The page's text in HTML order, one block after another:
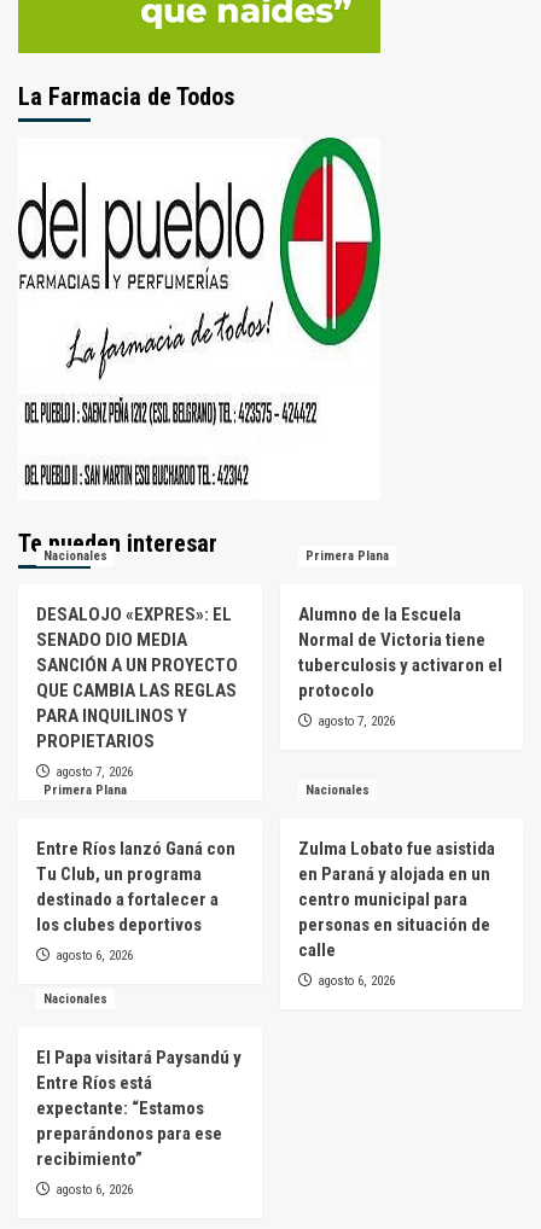
La Farmacia de Todos
Te pueden interesar
Nacionales
DESALOJO «EXPRES»: EL
SENADO DIO MEDIA
SANCIÓN A UN PROYECTO
QUE CAMBIA LAS REGLAS
PARA INQUILINOS Y
PROPIETARIOS
agosto 7, 2026
Primera Plana
Alumno de la Escuela
Normal de Victoria tiene
tuberculosis y activaron el
protocolo
agosto 7, 2026
Primera Plana
Entre Ríos lanzó Ganá con
Tu Club, un programa
destinado a fortalecer a
los clubes deportivos
agosto 6, 2026
Nacionales
Zulma Lobato fue asistida
en Paraná y alojada en un
centro municipal para
personas en situación de
calle
agosto 6, 2026
Nacionales
El Papa visitará Paysandú y
Entre Ríos está
expectante: “Estamos
preparándonos para ese
recibimiento”
agosto 6, 2026